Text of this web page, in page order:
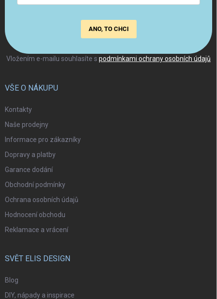
Vložením e-mailu souhlasíte s podmínkami ochrany osobních údajů
ANO, TO CHCI
VŠE O NÁKUPU
Kontakty
Naše prodejny
Informace pro zákazníky
Dopravy a platby
Garance dodání
Obchodní podmínky
Ochrana osobních údajů
Hodnocení obchodu
Reklamace a vrácení
SVĚT ELIS DESIGN
Blog
DIY, nápady a inspirace